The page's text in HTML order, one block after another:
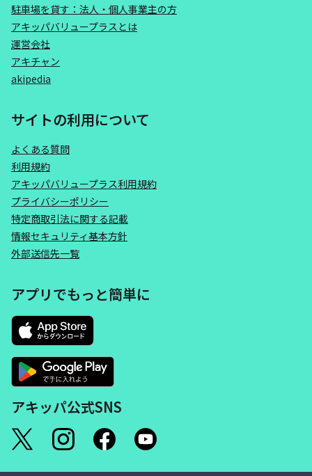
駐車場を貸す：法人・個人事業主の方
アキッパバリュープラスとは
運営会社
アキチャン
akipedia
サイトの利用について
よくある質問
利用規約
アキッパバリュープラス利用規約
プライバシーポリシー
特定商取引法に関する記載
情報セキュリティ基本方針
外部送信先一覧
アプリでもっと簡単に
アキッパ公式SNS